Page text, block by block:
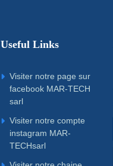
Useful Links
Visiter notre page sur
facebook MAR-TECH
sarl
Visiter notre compte
instagram MAR-
TECHsarl